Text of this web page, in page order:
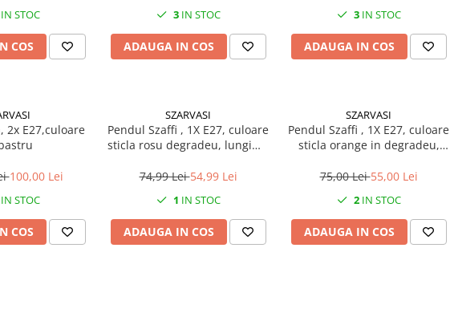
IN STOC
COS
3IN STOC
ADAUGA IN COS
3IN STOC
ADAUGA IN COS
2x E27,culoare
100,00 Lei
STOC
COS
SZARVASI
Pendul Szaffi , 1X E27, culoare
sticla rosu degradeu, lungime
74,99 Lei54,99 Lei
1 IN STOC
ADAUGA IN COS
SZARVASI
Pendul Szaffi , 1X E27, culoare
sticla orange in degradeu,
75,00 Lei55,00 Lei
2IN STOC
ADAUGA IN COS